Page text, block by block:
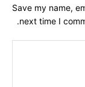
Save my name,
next time I